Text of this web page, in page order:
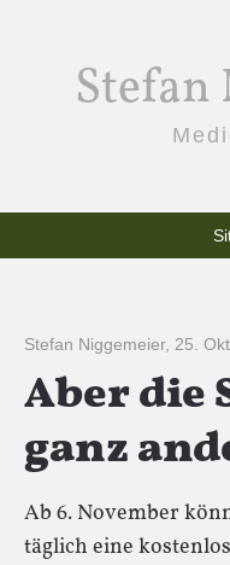
Stefan
Stefan Niggemeier, 25.
Aber die
ganz
Ab 6. November
täglich eine